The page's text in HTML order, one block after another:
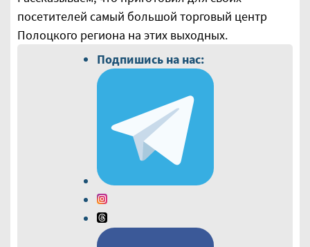
посетителей самый большой торговый центр
Полоцкого региона на этих выходных.
Подпишись на нас: